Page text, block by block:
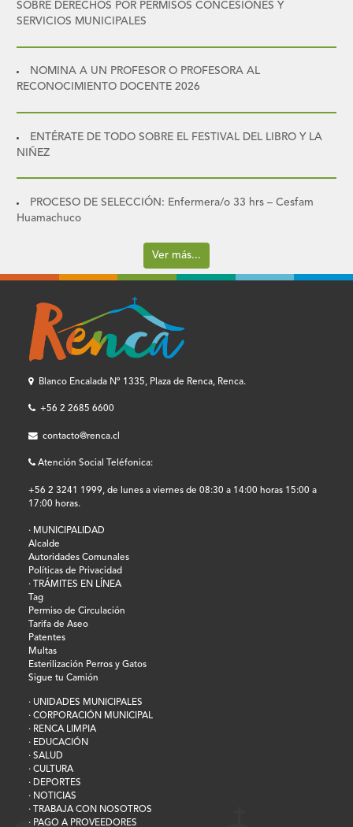
SOBRE DERECHOS POR PERMISOS CONCESIONES Y
SERVICIOS MUNICIPALES
NOMINA A UN PROFESOR O PROFESORA AL
RECONOCIMIENTO DOCENTE 2026
ENTÉRATE DE TODO SOBRE EL FESTIVAL DEL LIBRO Y LA
NIÑEZ
PROCESO DE SELECCIÓN: Enfermera/o 33 hrs – Cesfam
Huamachuco
Ver más...
Blanco Encalada Nº 1335, Plaza de Renca, Renca.
+56 2 2685 6600
contacto@renca.cl
Atención Social Teléfonica:
+56 2 3241 1999, de lunes a viernes de 08:30 a 14:00 horas 15:00 a
17:00 horas.
· MUNICIPALIDAD
Alcalde
Autoridades Comunales
Políticas de Privacidad
· TRÁMITES EN LÍNEA
Tag
Permiso de Circulación
Tarifa de Aseo
Patentes
Multas
Esterilización Perros y Gatos
Sigue tu Camión
· UNIDADES MUNICIPALES
· CORPORACIÓN MUNICIPAL
· RENCA LIMPIA
· EDUCACIÓN
· SALUD
· CULTURA
· DEPORTES
· NOTICIAS
· TRABAJA CON NOSOTROS
· PAGO A PROVEEDORES